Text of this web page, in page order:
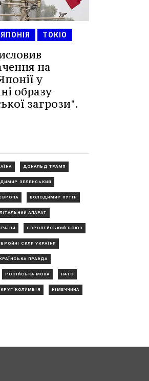
ЯПОНІЯ ТОКІО
на
у
образу
загрози".
ДОНАЛЬД ТРАМП
ЗЕЛЕНСЬКИЙ
ВОЛОДИМИР ПУТІН
АПАРАТ
ЄВРОПЕЙСЬКИЙ СОЮЗ
СИЛИ УКРАЇНИ
ПРАВДА
РОСІЙСЬКА МОВА НАТО
КОЛУМБІЯ НІМЕЧЧИНА